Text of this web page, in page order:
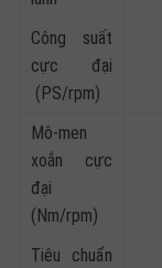
Công suất
cực đại
(PS/rpm)
Mô-men
xoắn cực
đại
(Nm/rpm)
Tiêu chuẩn